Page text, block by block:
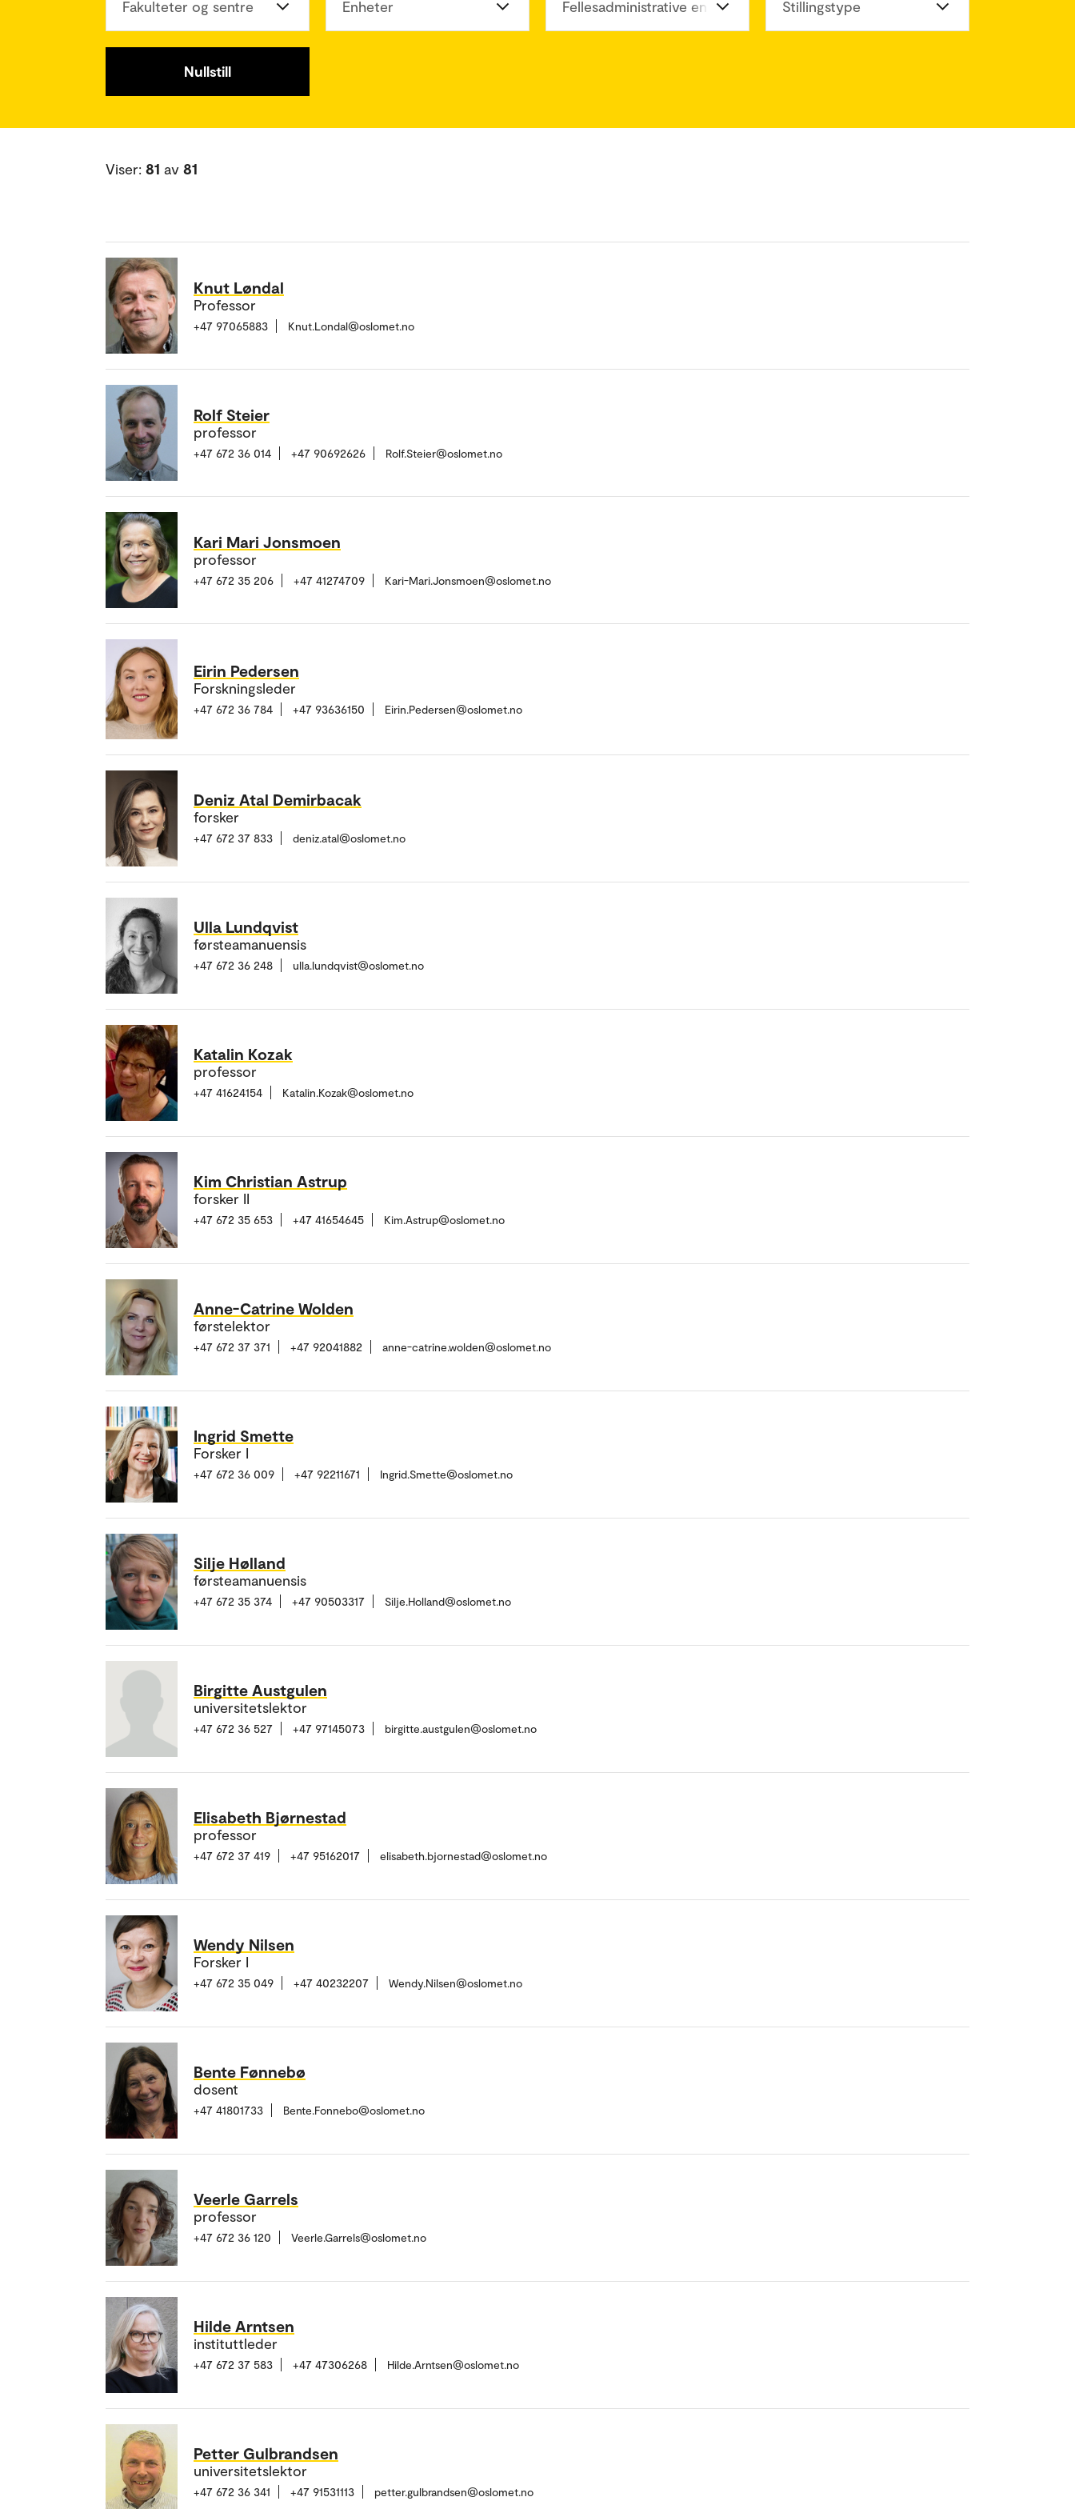
Fakulteter og sentre Enheter Fellesadministrative enheter Stillingstype
Nullstill
Viser: 81 av 81
Knut Løndal
Professor
+47 97065883 Knut.Londal@oslomet.no
Rolf Steier
professor
+47 672 36 014 +47 90692626 Rolf.Steier@oslomet.no
Kari Mari Jonsmoen
professor
+47 672 35 206 +47 41274709 Kari-Mari.Jonsmoen@oslomet.no
Eirin Pedersen
Forskningsleder
+47 672 36 784 +47 93636150 Eirin.Pedersen@oslomet.no
Deniz Atal Demirbacak
forsker
+47 672 37 833 deniz.atal@oslomet.no
Ulla Lundqvist
førsteamanuensis
+47 672 36 248 ulla.lundqvist@oslomet.no
Katalin Kozak
professor
+47 41624154 Katalin.Kozak@oslomet.no
Kim Christian Astrup
forsker II
+47 672 35 653 +47 41654645 Kim.Astrup@oslomet.no
Anne-Catrine Wolden
førstelektor
+47 672 37 371 +47 92041882 anne-catrine.wolden@oslomet.no
Ingrid Smette
Forsker I
+47 672 36 009 +47 92211671 Ingrid.Smette@oslomet.no
Silje Hølland
førsteamanuensis
+47 672 35 374 +47 90503317 Silje.Holland@oslomet.no
Birgitte Austgulen
universitetslektor
+47 672 36 527 +47 97145073 birgitte.austgulen@oslomet.no
Elisabeth Bjørnestad
professor
+47 672 37 419 +47 95162017 elisabeth.bjornestad@oslomet.no
Wendy Nilsen
Forsker I
+47 672 35 049 +47 40232207 Wendy.Nilsen@oslomet.no
Bente Fønnebø
dosent
+47 41801733 Bente.Fonnebo@oslomet.no
Veerle Garrels
professor
+47 672 36 120 Veerle.Garrels@oslomet.no
Hilde Arntsen
instituttleder
+47 672 37 583 +47 47306268 Hilde.Arntsen@oslomet.no
Petter Gulbrandsen
universitetslektor
+47 672 36 341 +47 91531113 petter.gulbrandsen@oslomet.no